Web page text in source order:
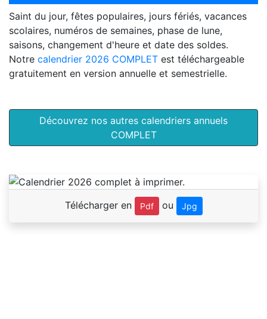
Saint du jour, fêtes populaires, jours fériés, vacances
scolaires, numéros de semaines, phase de lune,
saisons, changement d'heure et date des soldes.
Notre calendrier 2026 COMPLET est téléchargeable
gratuitement en version annuelle et semestrielle.
Découvrez nos autres calendriers annuels
COMPLET
Télécharger en Pdf ou Jpg